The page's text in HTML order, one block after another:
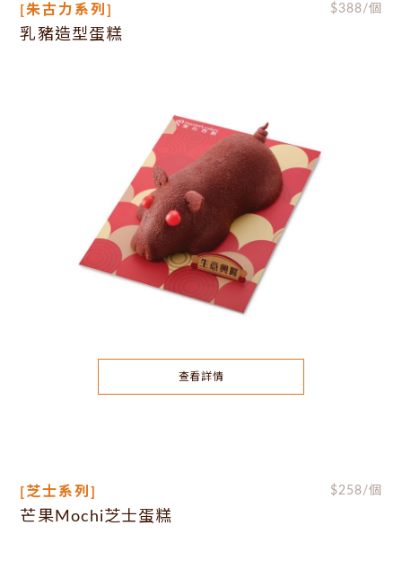
[朱古力系列] $388/個
乳豬造型蛋糕
查看詳情
[芝士系列] $258/個
芒果Mochi芝士蛋糕